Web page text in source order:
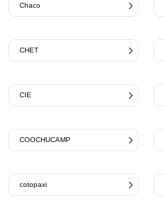
Chaco
CHET
CIE
COOCHUCAMP
cotopaxi